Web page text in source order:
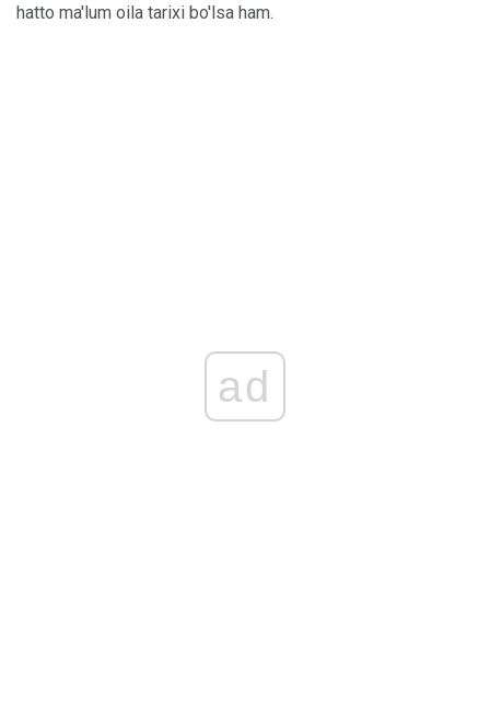
hatto ma'lum oila tarixi bo'lsa ham.
ad